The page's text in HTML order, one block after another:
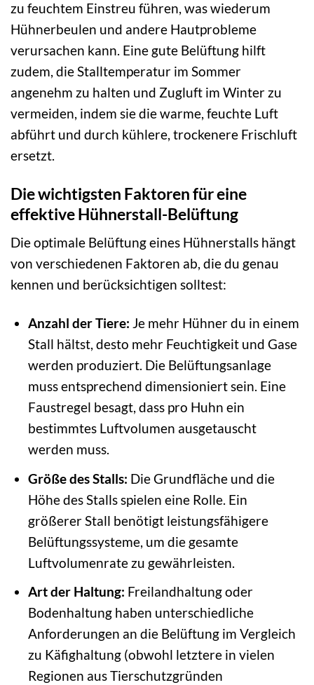
zu feuchtem Einstreu führen, was wiederum
Hühnerbeulen und andere Hautprobleme
verursachen kann. Eine gute Belüftung hilft
zudem, die Stalltemperatur im Sommer
angenehm zu halten und Zugluft im Winter zu
vermeiden, indem sie die warme, feuchte Luft
abführt und durch kühlere, trockenere Frischluft
ersetzt.
Die wichtigsten Faktoren für eine
effektive Hühnerstall-Belüftung
Die optimale Belüftung eines Hühnerstalls hängt
von verschiedenen Faktoren ab, die du genau
kennen und berücksichtigen solltest:
Anzahl der Tiere: Je mehr Hühner du in einem
Stall hältst, desto mehr Feuchtigkeit und Gase
werden produziert. Die Belüftungsanlage
muss entsprechend dimensioniert sein. Eine
Faustregel besagt, dass pro Huhn ein
bestimmtes Luftvolumen ausgetauscht
werden muss.
Größe des Stalls: Die Grundfläche und die
Höhe des Stalls spielen eine Rolle. Ein
größerer Stall benötigt leistungsfähigere
Belüftungssysteme, um die gesamte
Luftvolumenrate zu gewährleisten.
Art der Haltung: Freilandhaltung oder
Bodenhaltung haben unterschiedliche
Anforderungen an die Belüftung im Vergleich
zu Käfighaltung (obwohl letztere in vielen
Regionen aus Tierschutzgründen